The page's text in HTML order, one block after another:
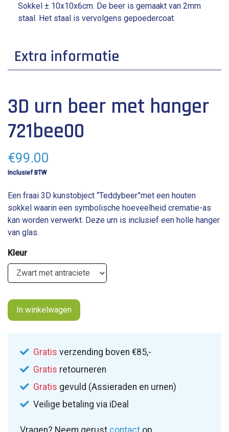
Sokkel ± 10x10x6cm. De beer is gemaakt van 2mm
staal. Het staal is vervolgens gepoedercoat.
Extra informatie
breedte: 22 cm
hoogte: 29 cm
3D urn beer met hanger
721bee00
€99.00
Inclusief BTW
Een fraai 3D kunstobject “Teddybeer”met een houten
sokkel waarin een symbolische hoeveelheid crematie-as
kan worden verwerkt. Deze urn is inclusief een holle hanger
van glas.
Kleur
In winkelwagen
Gratis verzending boven €85,-
Gratis retourneren
Gratis gevuld (Assieraden en urnen)
Veilige betaling via iDeal
Vragen? Neem gerust contact op.